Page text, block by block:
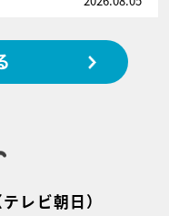
テレビ朝日）